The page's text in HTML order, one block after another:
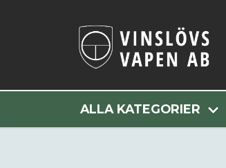
ALLA KATEGORIER
Hem